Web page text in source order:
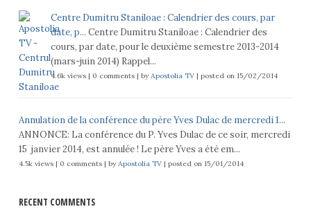
Centre Dumitru Staniloae : Calendrier des cours, par
date, p... Centre Dumitru Staniloae : Calendrier des
cours, par date, pour le deuxième semestre 2013-2014
(mars-juin 2014) Rappel...
4.6k views| 0 comments| byApostolia TV| posted on 15/02/2014
Annulation de la conférence du père Yves Dulac de mercredi 1...
ANNONCE: La conférence du P. Yves Dulac de ce soir, mercredi
15 janvier 2014, est annulée ! Le père Yves a été em...
4.5k views| 0 comments| byApostolia TV| posted on 15/01/2014
RECENT COMMENTS